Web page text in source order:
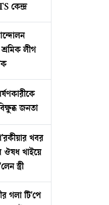
কেন্দ্র
লীগ
জনতা
খবর
ঔষধ খাইয়ে
স্ত্রী
গলা টি'পে